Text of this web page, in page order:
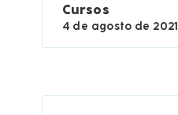
Cursos
4 de agosto de 2021